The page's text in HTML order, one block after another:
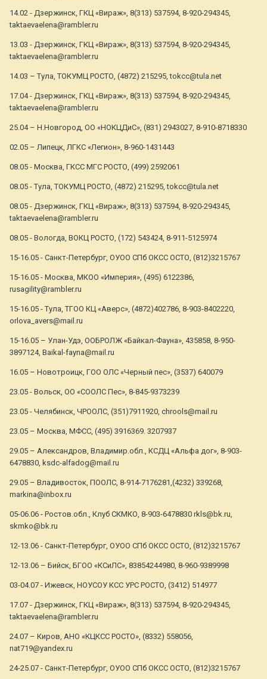
14.02 - Дзержинск, ГКЦ «Вираж», 8(313) 537594, 8-920-294345,
taktaevaelena@rambler.ru
13.03 - Дзержинск, ГКЦ «Вираж», 8(313) 537594, 8-920-294345,
taktaevaelena@rambler.ru
14.03 – Тула, ТОКУМЦ РОСТО, (4872) 215295, tokcc@tula.net
17.04 - Дзержинск, ГКЦ «Вираж», 8(313) 537594, 8-920-294345,
taktaevaelena@rambler.ru
25.04 – Н.Новгород, ОО «НОКЦДиС», (831) 2943027, 8-910-8718330
02.05 – Липецк, ЛГКС «Легион», 8-960-1431443
08.05 - Москва, ГКСС МГС РОСТО, (499) 2592061
08.05 - Тула, ТОКУМЦ РОСТО, (4872) 215295, tokcc@tula.net
08.05 - Дзержинск, ГКЦ «Вираж», 8(313) 537594, 8-920-294345,
taktaevaelena@rambler.ru
08.05 - Вологда, ВОКЦ РОСТО, (172) 543424, 8-911-5125974
15-16.05 - Санкт-Петербург, ОУОО СПб ОКСС ОСТО, (812)3215767
15-16.05 - Москва, МКОО «Империя», (495) 6122386,
rusagility@rambler.ru
15-16.05 - Тула, ТГОО КЦ «Аверс», (4872)402786, 8-903-8402220,
orlova_avers@mail.ru
15-16.05 – Улан-Удэ, ООБРОЛЖ «Байкал-Фауна», 435858, 8-950-
3897124, Baikal-fayna@mail.ru
16.05 – Новотроицк, ГОО ОЛС «Черный пес», (3537) 640079
23.05 - Вольск, ОО «СООЛС Пес», 8-845-9373239
23.05 - Челябинск, ЧРООЛС, (351)7911920, chrools@mail.ru
23.05 – Москва, МФСС, (495) 3916369. 3207937
29.05 – Александров, Владимир.обл., КСДЦ «Альфа дог», 8-903-
6478830, ksdc-alfadog@mail.ru
29.05 – Владивосток, ПООЛС, 8-914-7176281,(4232) 339268,
markina@inbox.ru
05-06.06 - Ростов.обл., Клуб СКМКО, 8-903-6478830 rkls@bk.ru,
skmko@bk.ru
12-13.06 - Санкт-Петербург, ОУОО СПб ОКСС ОСТО, (812)3215767
12-13.06 – Бийск, БГОО «КСиЛС», 83854244980, 8-960-9389998
03-04.07 - Ижевск, НОУСОУ КСС УРС РОСТО, (3412) 514977
17.07 - Дзержинск, ГКЦ «Вираж», 8(313) 537594, 8-920-294345,
taktaevaelena@rambler.ru
24.07 – Киров, АНО «КЦКСС РОСТО», (8332) 558056,
nat719@yandex.ru
24-25.07 - Санкт-Петербург, ОУОО СПб ОКСС ОСТО, (812)3215767